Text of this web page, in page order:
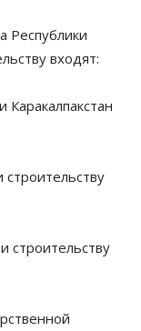
Республики
входят:
Каракалпакстан
строительству
строительству